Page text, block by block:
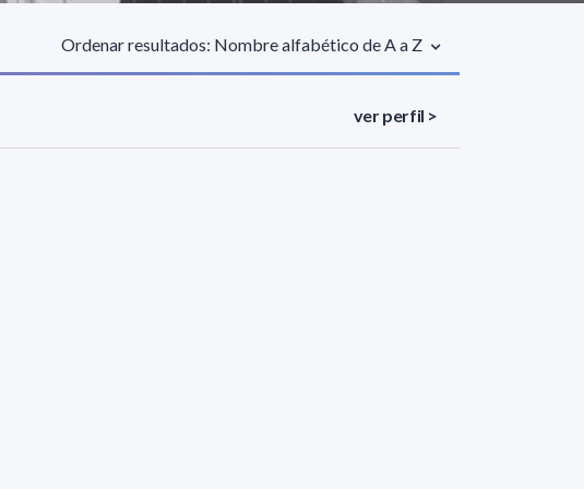
Ordenar resultados: Nombre alfabético de A a Z
ver perfil >